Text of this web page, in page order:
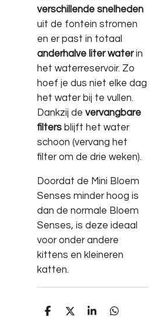
verschillende snelheden
uit de fontein stromen
en er past in totaal
anderhalve liter waterin
het waterreservoir. Zo
hoef je dus niet elke dag
het water bij te vullen.
Dankzij de vervangbare
filters blijft het water
schoon (vervang het
filter om de drie weken).
Doordat de Mini Bloem
Senses minder hoog is
dan de normale Bloem
Senses, is deze ideaal
voor onder andere
kittens en kleineren
katten.
D
D
S
D